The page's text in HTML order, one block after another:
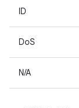
ID
DoS
N/A